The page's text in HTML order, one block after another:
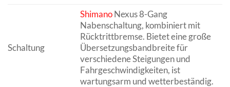
Schaltung
ShimanoNexus 8-Gang
Nabenschaltung, kombiniert mit
Rücktrittbremse. Bietet eine große
Übersetzungsbandbreite für
verschiedene Steigungen und
Fahrgeschwindigkeiten, ist
wartungsarm und wetterbeständig.